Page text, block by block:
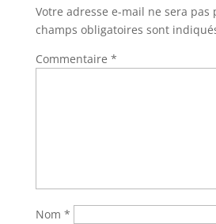
Votre adresse e-mail ne sera pas
champs obligatoires sont
Commentaire *
Nom *